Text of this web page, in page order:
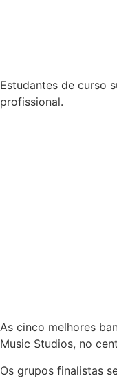
Estudantes de curso
profissional.
As cinco melhores
Music Studios, no
Os grupos finalistas